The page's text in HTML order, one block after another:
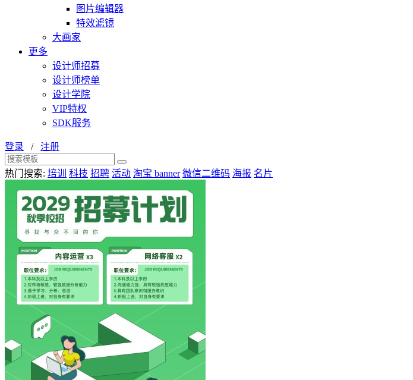
图片编辑器
特效滤镜
大画家
更多
设计师招募
设计师榜单
设计学院
VIP特权
SDK服务
登录 / 注册
热门搜索: 培训 科技 招聘 活动 淘宝 banner 微信二维码 海报 名片